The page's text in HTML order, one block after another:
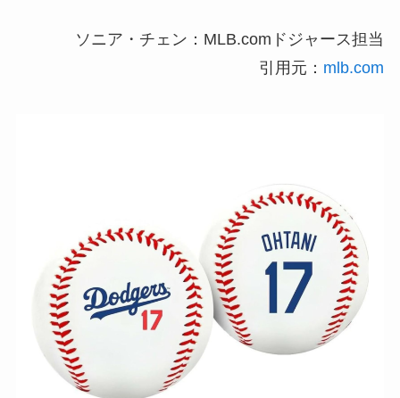
ソニア・チェン：MLB.comドジャース担当
引用元： mlb.com